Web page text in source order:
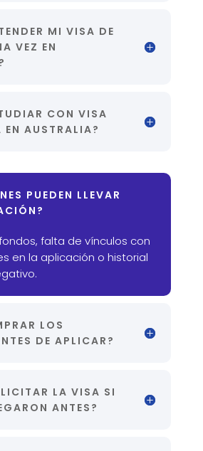
MI VISA DE
VEZ EN
CON VISA
EN AUSTRALIA?
PUEDEN LLEVAR
falta de vínculos con
en la aplicación o historial
LOS
DE APLICAR?
LA VISA SI
ANTES?